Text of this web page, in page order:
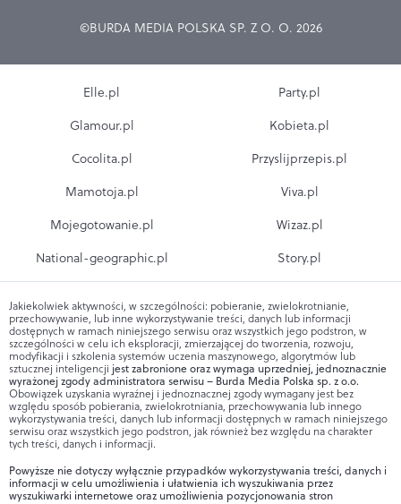
©BURDA MEDIA POLSKA SP. Z O. O. 2026
Elle.pl
Glamour.pl
Cocolita.pl
Mamotoja.pl
Mojegotowanie.pl
National-geographic.pl
Party.pl
Kobieta.pl
Przyslijprzepis.pl
Viva.pl
Wizaz.pl
Story.pl
Jakiekolwiek aktywności, w szczególności: pobieranie, zwielokrotnianie,
przechowywanie, lub inne wykorzystywanie treści, danych lub informacji
dostępnych w ramach niniejszego serwisu oraz wszystkich jego podstron, w
szczególności w celu ich eksploracji, zmierzającej do tworzenia, rozwoju,
modyfikacji i szkolenia systemów uczenia maszynowego, algorytmów lub
sztucznej inteligencji jest zabronione oraz wymaga uprzedniej, jednoznacznie
wyrażonej zgody administratora serwisu – Burda Media Polska sp. z o.o.
Obowiązek uzyskania wyraźnej i jednoznacznej zgody wymagany jest bez
względu sposób pobierania, zwielokrotniania, przechowywania lub innego
wykorzystywania treści, danych lub informacji dostępnych w ramach niniejszego
serwisu oraz wszystkich jego podstron, jak również bez względu na charakter
tych treści, danych i informacji.
Powyższe nie dotyczy wyłącznie przypadków wykorzystywania treści, danych i
informacji w celu umożliwienia i ułatwienia ich wyszukiwania przez
wyszukiwarki internetowe oraz umożliwienia pozycjonowania stron